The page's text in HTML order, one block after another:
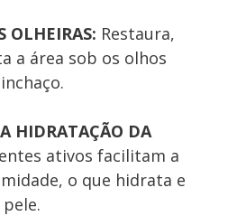
OLHEIRAS: Restaura,
a área sob os olhos
HIDRATAÇÃO DA
ativos facilitam a
o que hidrata e